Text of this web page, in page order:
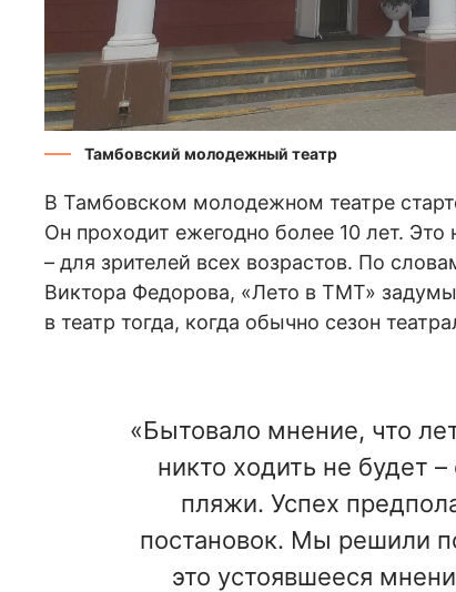
Тамбовский молодежный театр
В Тамбовском молодежном театре
Он проходит ежегодно более 10 лет.
– для зрителей всех возрастов. По
Виктора Федорова, «Лето в ТМТ»
в театр тогда, когда обычно сезон
«Бытовало мнение, что
никто ходить не будет
пляжи. Успех
постановок. Мы решили
это устоявшееся